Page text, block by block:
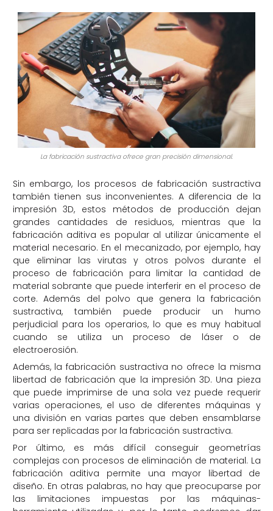
La fabricación sustractiva ofrece gran precisión dimensional.
Sin embargo, los procesos de fabricación sustractiva
también tienen sus inconvenientes. A diferencia de la
impresión 3D, estos métodos de producción dejan
grandes cantidades de residuos, mientras que la
fabricación aditiva es popular al utilizar únicamente el
material necesario. En el mecanizado, por ejemplo, hay
que eliminar las virutas y otros polvos durante el
proceso de fabricación para limitar la cantidad de
material sobrante que puede interferir en el proceso de
corte. Además del polvo que genera la fabricación
sustractiva, también puede producir un humo
perjudicial para los operarios, lo que es muy habitual
cuando se utiliza un proceso de láser o de
electroerosión.
Además, la fabricación sustractiva no ofrece la misma
libertad de fabricación que la impresión 3D. Una pieza
que puede imprimirse de una sola vez puede requerir
varias operaciones, el uso de diferentes máquinas y
una división en varias partes que deben ensamblarse
para ser replicadas por la fabricación sustractiva.
Por último, es más difícil conseguir geometrías
complejas con procesos de eliminación de material. La
fabricación aditiva permite una mayor libertad de
diseño. En otras palabras, no hay que preocuparse por
las limitaciones impuestas por las máquinas-